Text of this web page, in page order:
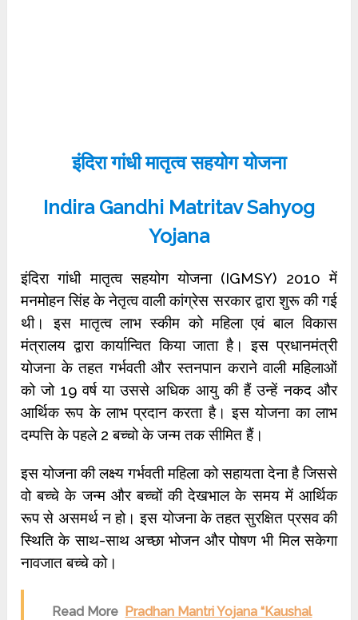
इंदिरा गांधी मातृत्व सहयोग योजना
Indira Gandhi Matritav Sahyog
Yojana
इंदिरा गांधी मातृत्व सहयोग योजना (IGMSY) 2010 में
मनमोहन सिंह के नेतृत्व वाली कांग्रेस सरकार द्वारा शुरू की गई
थी। इस मातृत्व लाभ स्कीम को महिला एवं बाल विकास
मंत्रालय द्वारा कार्यान्वित किया जाता है। इस प्रधानमंत्री
योजना के तहत गर्भवती और स्तनपान कराने वाली महिलाओं
को जो 19 वर्ष या उससे अधिक आयु की हैं उन्हें नकद और
आर्थिक रूप के लाभ प्रदान करता है। इस योजना का लाभ
दम्पत्ति के पहले 2 बच्चो के जन्म तक सीमित हैं।
इस योजना की लक्ष्य गर्भवती महिला को सहायता देना है जिससे
वो बच्चे के जन्म और बच्चों की देखभाल के समय में आर्थिक
रूप से असमर्थ न हो। इस योजना के तहत सुरक्षित प्रसव की
स्थिति के साथ-साथ अच्छा भोजन और पोषण भी मिल सकेगा
नावजात बच्चे को।
Read More Pradhan Mantri Yojana “Kaushal